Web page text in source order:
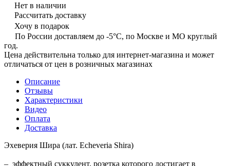
Нет в наличии
Рассчитать доставку
Хочу в подарок
По России доставляем до -5°C, по Москве и МО круглый
год.
Цена действительна только для интернет-магазина и может
отличаться от цен в розничных магазинах
Описание
Отзывы
Характеристики
Видео
Оплата
Доставка
Эхеверия Шира (лат. Echeveria Shira)
– эффектный суккулент, розетка которого достигает в